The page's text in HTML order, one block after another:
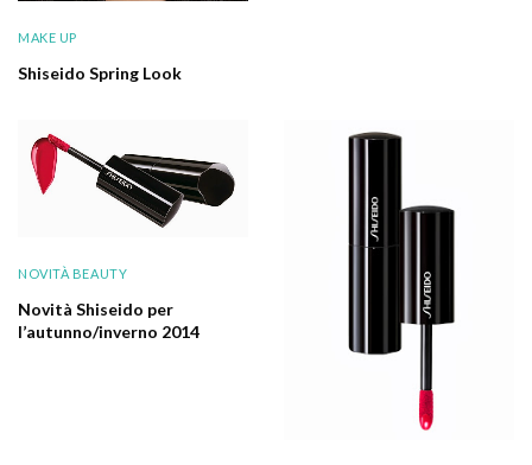
MAKE UP
Shiseido Spring Look
NOVITÀ BEAUTY
Novità Shiseido per
l’autunno/inverno 2014